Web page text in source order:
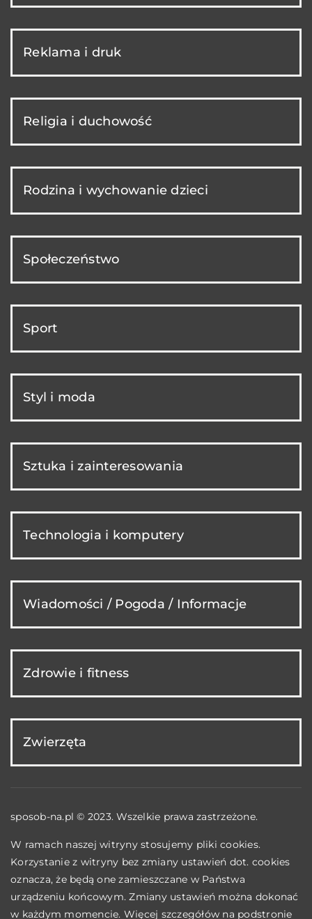
Reklama i druk
Religia i duchowość
Rodzina i wychowanie dzieci
Społeczeństwo
Sport
Styl i moda
Sztuka i zainteresowania
Technologia i komputery
Wiadomości / Pogoda / Informacje
Zdrowie i fitness
Zwierzęta
sposob-na.pl © 2023. Wszelkie prawa zastrzeżone.
W ramach naszej witryny stosujemy pliki cookies.
Korzystanie z witryny bez zmiany ustawień dot. cookies
oznacza, że będą one zamieszczane w Państwa
urządzeniu końcowym. Zmiany ustawień można dokonać
w każdym momencie. Więcej szczegółów na podstronie